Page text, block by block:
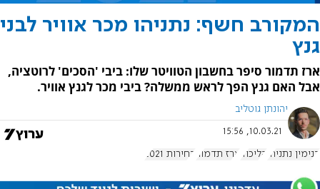
המקורב חשף: נתניהו מכר אוויר לבני
גנץ
ארז תדמור סיפר בחשבון הטוויטר שלו: ביבי 'הסכים' לרוטציה,
אבל האם גנץ הפך לראש ממשלה? ביבי מכר לגנץ אוויר.
יהונתן גוטליב
10.03.21, 15:56
בנימין נתניהו הליכוד ארז תדמור בחירות 2021